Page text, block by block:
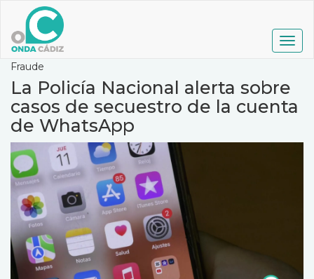
contenido
principal
Fraude
La Policía Nacional alerta sobre
casos de secuestro de la cuenta
de WhatsApp